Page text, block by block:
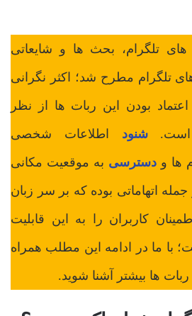
تلگرام، بحث ها و شایعاتی
تلگرام مطرح شد؛ اکثر نگرانی
بودن این ربات ها از نظر
است.شنود اطلاعات شخصی
ها و دسترسی به موقعیت مکانی
اتهاماتی بوده که بر سر زبان
کاربران را به این قابلیت
با ما در ادامه این مطلب همراه
ها بیشتر آشنا شوید.